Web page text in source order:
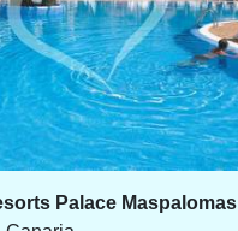
Palace Maspalomas